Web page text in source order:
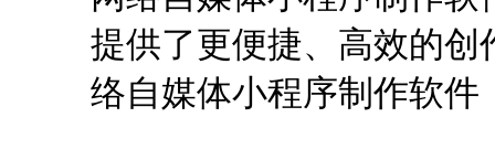
提供了更便捷、高效的
络自媒体小程序制作软